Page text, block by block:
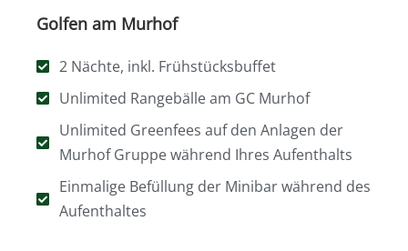
Golfen am Murhof
2 Nächte, inkl. Frühstücksbuffet
Unlimited Rangebälle am GC Murhof
Unlimited Greenfees auf den Anlagen der
Murhof Gruppe während Ihres Aufenthalts
Einmalige Befüllung der Minibar während des
Aufenthaltes